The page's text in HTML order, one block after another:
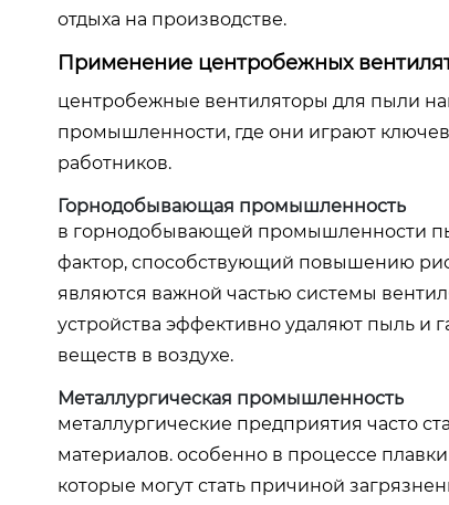
отдыха на производстве.
Применение центробежных
центробежные вентиляторы для пыли
промышленности, где они играют
работников.
Горнодобывающая промышленность
в горнодобывающей промышленности
фактор, способствующий повышению
являются важной частью системы
устройства эффективно удаляют пыль и
веществ в воздухе.
Металлургическая промышленность
металлургические предприятия часто
материалов. особенно в процессе
которые могут стать причиной